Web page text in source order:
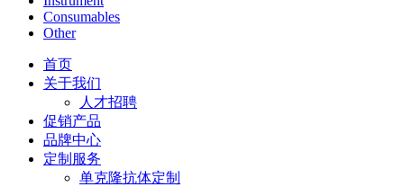
Consumables
Other
首页
关于我们
人才招聘
促销产品
品牌中心
定制服务
单克隆抗体定制